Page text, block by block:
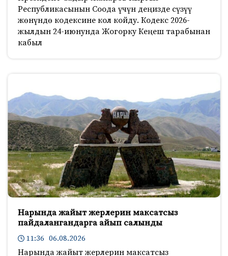
Республикасынын Соода үчүн деңизде сүзүү
жөнүндө кодексине кол койду. Кодекс 2026-
жылдын 24-июнунда Жогорку Кеңеш тарабынан
кабыл
Нарында жайыт жерлерин максатсыз
пайдалангандарга айып салынды
11:36 06.08.2026
Нарында жайыт жерлерин максатсыз